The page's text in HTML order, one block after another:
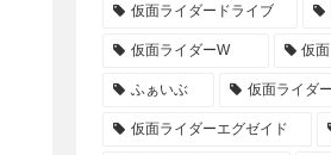
仮面ライダードライブ
仮面ライダーW 仮
ふぁいぶ 仮面ライダ
仮面ライダーエグゼイド